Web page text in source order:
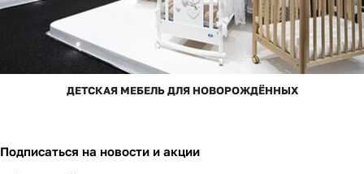
ДЕТСКАЯ МЕБЕЛЬ ДЛЯ НОВОРОЖДЁННЫХ
Подписаться на новости и акции